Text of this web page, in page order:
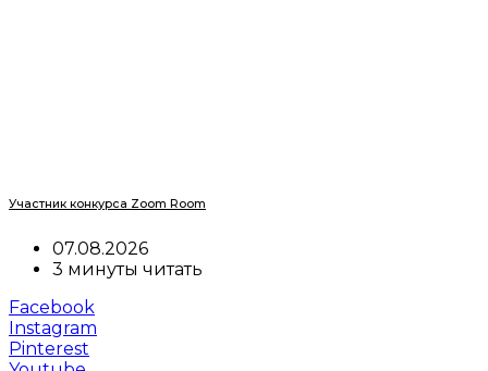
Участник конкурса Zoom Room
07.08.2026
3 минуты читать
Facebook
Instagram
Pinterest